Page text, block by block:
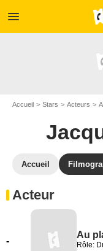
menu
Accueil Stars Acteurs
Accueil
Acteur
-
Au
Rôle: